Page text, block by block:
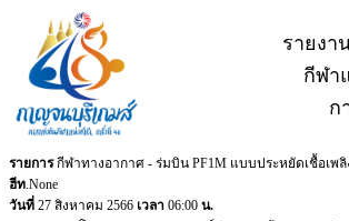
รายงา
กีฬา
ก
รายการกีฬาทางอากาศ - ร่มบิน PF1M แบบประหยัดเชื้อเพลิ
ฮีท.None
วันที่ 27 สิงหาคม 2566 เวลา 06:00 น.